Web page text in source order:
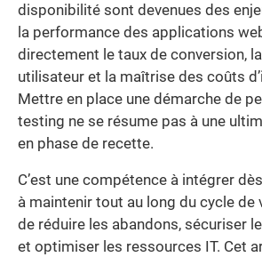
disponibilité sont devenues des
la performance des applications
directement le taux de conversion,
utilisateur et la maîtrise des coûts
Mettre en place une démarche de
testing ne se résume pas à une
en phase de recette.
C’est une compétence à intégrer
à maintenir tout au long du cycle de
de réduire les abandons, sécuriser
et optimiser les ressources IT. Cet